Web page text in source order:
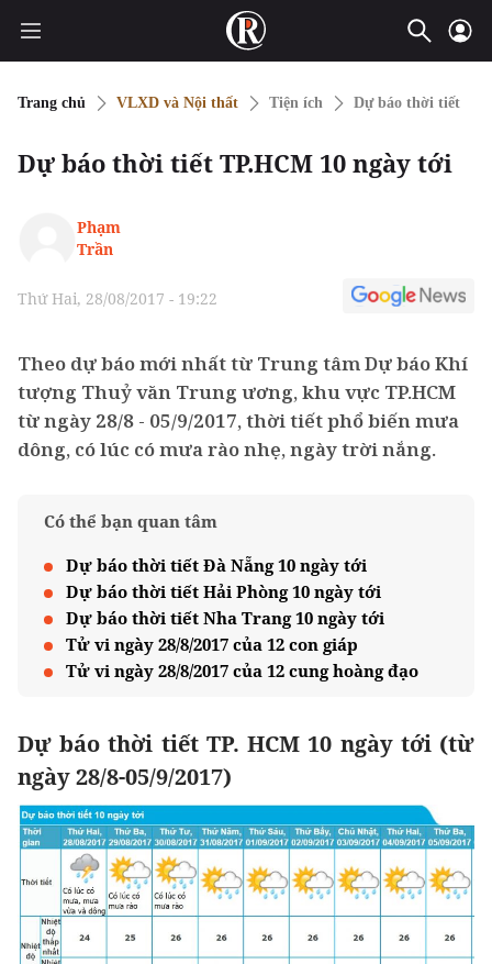
Trang chủ VLXD và Nội thất Tiện ích Dự báo thời tiết
Dự báo thời tiết TP.HCM 10 ngày tới
Phạm
Trần
Thứ Hai, 28/08/2017 - 19:22
Theo dự báo mới nhất từ Trung tâm Dự báo Khí
tượng Thuỷ văn Trung ương, khu vực TP.HCM
từ ngày 28/8 - 05/9/2017, thời tiết phổ biến mưa
dông, có lúc có mưa rào nhẹ, ngày trời nắng.
Có thể bạn quan tâm
Dự báo thời tiết Đà Nẵng 10 ngày tới
Dự báo thời tiết Hải Phòng 10 ngày tới
Dự báo thời tiết Nha Trang 10 ngày tới
Tử vi ngày 28/8/2017 của 12 con giáp
Tử vi ngày 28/8/2017 của 12 cung hoàng đạo
Dự báo thời tiết TP. HCM 10 ngày tới (từ
ngày 28/8-05/9/2017)